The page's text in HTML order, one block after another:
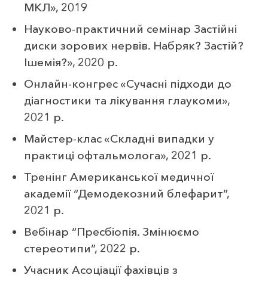
МКЛ», 2019
Науково-практичний семінар Застійні
диски зорових нервів. Набряк? Застій?
Ішемія?», 2020 р.
Онлайн-конгрес «Сучасні підходи до
діагностики та лікування глаукоми»,
2021 р.
Майстер-клас «Складні випадки у
практиці офтальмолога», 2021 р.
Тренінг Американської медичної
академії “Демодекозний блефарит”,
2021 р.
Вебінар “Пресбіопія. Змінюємо
стереотипи”, 2022 р.
Учасник Асоціації фахівців з